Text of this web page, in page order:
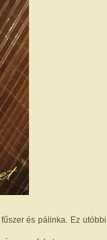
és pálinka. Ez utóbbi